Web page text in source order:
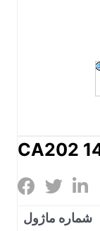
CA202
شماره ماژول